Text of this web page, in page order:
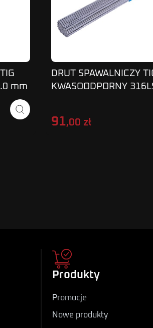
mm
DRUT SPAWALNICZY
KWASOODPORNY
91,00 zł
Produkty
Promocje
Nowe produkty